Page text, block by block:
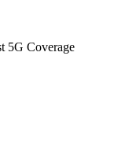
5G Coverage